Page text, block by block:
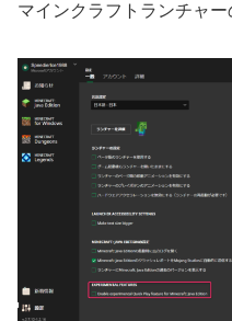
マインクラフトランチャー